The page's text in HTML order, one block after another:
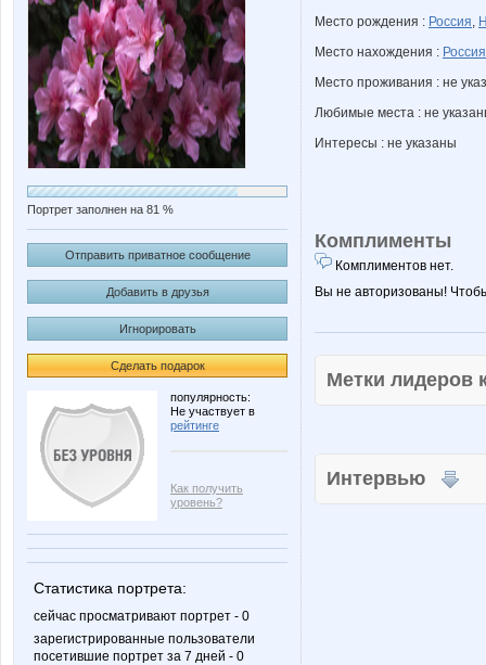
Портрет заполнен на 81 %
Отправить приватное сообщение
Добавить в друзья
Игнорировать
Сделать подарок
популярность:
Не участвует в
рейтинге
Как получить
уровень?
Статистика портрета:
сейчас просматривают портрет - 0
зарегистрированные пользователи
посетившие портрет за 7 дней - 0
Место рождения : Россия,
Место нахождения : Россия
Место проживания : не
Любимые места : не
Интересы : не указаны
Комплименты
Комплиментов нет.
Вы не авторизованы!
Метки
Интервью